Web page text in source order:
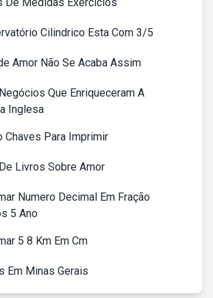
Cilindrico Esta Com 3/5
Amor Não Se Acaba Assim
Que Enriqueceram A
Inglesa
Chaves Para Imprimir
Livros Sobre Amor
Numero Decimal Em Fração
5 Ano
5 8 Km Em Cm
Em Minas Gerais